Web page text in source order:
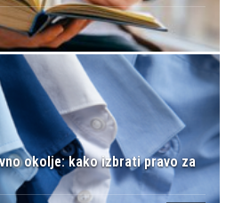
okolje: kako izbrati pravo za